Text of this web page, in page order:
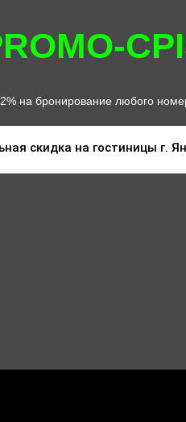
на бронирование любого
скидка на гостиницы г.